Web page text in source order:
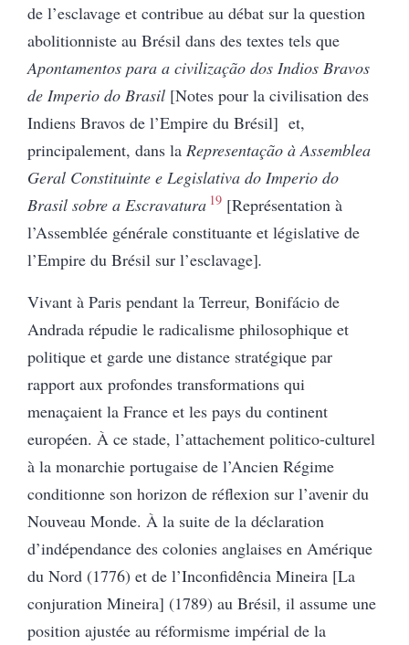
de l’esclavage et contribue au débat sur la question
abolitionniste au Brésil dans des textes tels que
Apontamentos para a civilização dos Indios Bravos
de Imperio do Brasil [Notes pour la civilisation des
Indiens Bravos de l’Empire du Brésil] et,
principalement, dans la Representação à Assemblea
Geral Constituinte e Legislativa do Imperio do
Brasil sobre a Escravatura 19[Représentation à
l’Assemblée générale constituante et législative de
l’Empire du Brésil sur l’esclavage].
Vivant à Paris pendant la Terreur, Bonifácio de
Andrada répudie le radicalisme philosophique et
politique et garde une distance stratégique par
rapport aux profondes transformations qui
menaçaient la France et les pays du continent
européen. À ce stade, l’attachement politico-culturel
à la monarchie portugaise de l’Ancien Régime
conditionne son horizon de réflexion sur l’avenir du
Nouveau Monde. À la suite de la déclaration
d’indépendance des colonies anglaises en Amérique
du Nord (1776) et de l’Inconfidência Mineira [La
conjuration Mineira] (1789) au Brésil, il assume une
position ajustée au réformisme impérial de la